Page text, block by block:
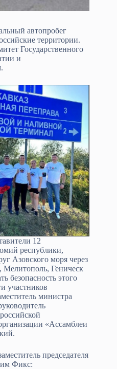
автопробег
территории.
Государственного
и
12
республики,
Азовского моря через
Мелитополь, Геническ
безопасность этого
участников
министра
«Ассамблеи
председателя
Фикс: